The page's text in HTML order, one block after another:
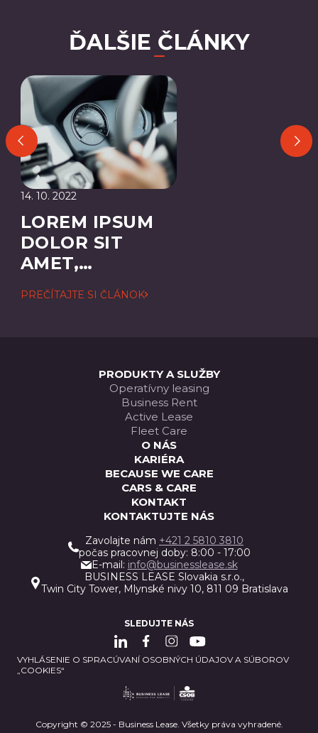
ĎALŠIE ČLÁNKY
14. 10. 2022
LOREM IPSUM
DOLOR SIT
AMET,
CONSECTETUER
ADIPISCING
PREČÍTAJTE SI ČLÁNOK
PRODUKTY A SLUŽBY
Operatívny leasing
Business Rent
Active Lease
Fleet Care
O NÁS
KARIÉRA
BECAUSE WE CARE
CARS & CARE
KONTAKT
KONTAKTUJTE NÁS
Zavolajte nám +421 2 5810 3810
počas pracovnej doby: 8:00 - 17:00
E-mail: info@businesslease.sk
BUSINESS LEASE Slovakia s.r.o.,
Twin City Tower, Mlynské nivy 10, 811 09 Bratislava
SLEDUJTE NÁS
Copyright © 2025 - Business Lease. Všetky práva vyhradené.
VYHLÁSENIE O SPRACÚVANÍ OSOBNÝCH ÚDAJOV A SÚBOROV
„COOKIES“